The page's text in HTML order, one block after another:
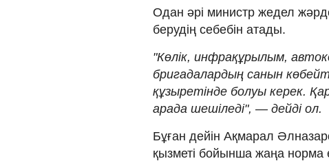
Одан әрі министр жедел
берудің себебін атады.
"Көлік, инфрақұрылым,
бригадалардың санын
құзыретінде болуы керек.
арада шешіледі", — дейді ол.
Бұған дейін Ақмарал
қызметі бойынша жаңа норма